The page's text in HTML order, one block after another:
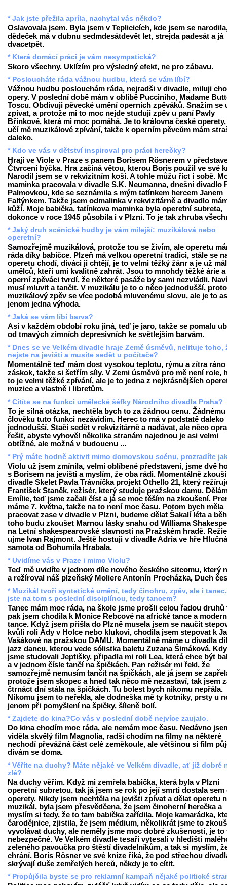
* Jak jste přežila apríla, nachytal vás někdo?
Oslavovala jsem. Byla jsem v Teplicicích, kde jsem se
dědeček má v dubnu sedmdesátdevět let, strejda padesát a já
dvacetpět.
* Která domácí práci je vám nesympatická?
Skoro všechny. Uklízím pro výsledný efekt, ne pro zábavu.
* Posloucháte ráda vážnou hudbu, která se vám líbí?
Vážnou hudbu poslouchám ráda, nejradši v divadle, miluji
opery. V poslední době mám v oblibě Pucciniho, Madame
Toscu. Obdivuji pěvecké umění operních zpěváků. Snažím se
zpívat, a protože mi to moc nejde studuji zpěv u paní Pavly
Břinkové, která mi moc pomáhá. Je to královna české operety,
učí mě muzikálové zpívání, takže k operním pěvcům mám
daleko.
* Kdo ve vás v dětství inspiroval pro práci herečky?
Hraji ve Viole v Praze s panem Borisem Rösnerem v
Čtvrcení býčka. Hra začíná větou, kterou Boris použil ve své
Narodil jsem se v rekvizitním koši. A tohle můžu říct i sobě.
maminka pracovala v divadle S.K. Neumanna, dnešní divadlo
Palmovkou, kde se seznámila s mým tatínkem hercem Janem
Faltýnkem. Takže jsem odmalinka v rekvizitárně a divadlo
kůží. Moje babička, tatínkova maminka byla operetní subreta,
dokonce v roce 1945 působila i v Plzni. To je tak zhruba
* Jaký druh scénické hudby je vám milejší: muzikálová nebo
operetní?
Samozřejmě muzikálová, protože tou se živím, ale operetu
ráda díky babičce. Plzeň má velkou operetní tradici, stále se
operetu chodí, diváci ji chtějí, je to velmi těžký žánr a je už
umělců, kteří umí kvalitně zahrát. Jsou to mnohdy těžké árie a
operní zpěváci tvrdí, že některé pasáže by sami nezvládli.
musí mluvit a tančit. V muzikálu je to o něco jednodušší,
muzikálový zpěv se více podobá mluvenému slovu, ale je to
jenom jedna výhoda.
* Jaká se vám líbí barva?
Asi v každém období roku jiná, teď je jaro, takže se pomalu
od tmavých zimních depresivních ke světlejším barvám.
* Dnes se ve Velkém divadle hraje Země úsměvů, nelituje toho,
nejste na jevišti a musíte sedět u počítače?
Momentálně teď mám dost vysokou teplotu, rýmu a zítra ráno
záskok, takže si šetřím síly. V Zemi úsměvů pro mě není role,
to je velmi těžké zpívání, ale je to jedna z nejkrásnějších
muzice a vlastně i libretům.
* Cítíte se na funkci umělecké šéfky Národního divadla Praha?
To je silná otázka, nechtěla bych to za žádnou cenu. Žádnému
člověku tuto funkci nezávidím. Herec to má v podstatě daleko
jednodušší. Stačí sedět v rekvizitárně a nadávat, ale něco
řešit, abyste vyhověl několika stranám najednou je asi velmi
obtížné, ale možná v budoucnu ...
* Prý máte hodně aktivit mimo domovskou scénu, prozradíte
Violu už jsem zmínila, velmi oblíbené představení, jsme dvě
s Borisem na jevišti a myslím, že oba rádi. Momentálně
divadle Skelet Pavla Trávníčka projekt Othello 21, který
František Staněk, režisér, který studuje pražskou damu.
Emílie, teď jsme začali číst a já se moc těším na zkoušení.
máme 7. května, takže na to není moc času. Potom bych měla
pracovat zase v divadle v Plzni, budeme dělat Šakalí léta a
toho budu zkoušet Marnou lásky snahu od Williama
na Letní shakespearovské slavnosti na Pražském hradě.
ujme Ivan Rajmont. Ještě hostuji v divadle Adria ve hře Hlučná
samota od Bohumila Hrabala.
* Uvidíme vás v Praze i mimo Violu?
Teď mě uvidíte v jednom díle nového českého sitcomu, který
a režíroval náš plzeňský Moliere Antonín Procházka, Duch
* Muzikál tvoří syntetické umění, tedy činohru, zpěv, ale i
jste na tom s poslední disciplínou, tedy tancem?
Tanec mám moc ráda, na škole jsme prošli celou řadou druhů
pak jsem chodila k Monice Rebcové na africké tance a
tance. Když jsem přišla do Plzně musela jsem se naučit
kvůli roli Ády v Holce nebo klukovi, chodila jsem stepovat k
Vašákové na pražskou DAMU. Momentálně máme u divadla
jazz dancu, kterou vede sólistka baletu Zuzana Šimáková.
jsme studovali Jeptišky, připadla mi roli Lea, která chce být
a v jednom čísle tančí na špičkách. Pan režisér mi řekl, že
samozřejmě nemusím tančit na špičkách, ale já jsem se
protože jsem skopec a hned tak něco mě nezastaví, tak jsem
čtrnáct dní stála na špičkách. Tu bolest bych nikomu nepřála.
Nikomu jsem to neřekla, ale dodneška mě ty kotníky, prsty u
jenom při pomyšlení na špičky, šíleně bolí.
* Zajdete do kina?Co vás v poslední době nejvíce zaujalo.
Do kina chodím moc ráda, ale nemám moc času. Nedávno
viděla skvělý film Magnolia, radši chodím na filmy na některé
nechodí převážná část celé zeměkoule, ale většinou si film
dívám se doma.
* Věříte na duchy? Máte nějaké ve Velkém divadle, ať již dobré
zlé?
Na duchy věřím. Když mi zemřela babička, která byla v Plzni
operetní subretou, tak já jsem se rok po její smrti dostala sem
operety. Nikdy jsem nechtěla na jevišti zpívat a dělat operetu
muzikál, byla jsem přesvědčena, že jsem činoherní herečka a
myslím si tedy, že to tam babička zařídila. Moje kamarádka,
čarodějnice, zjistila, že jsem médium, několikrát jsme to
vyvolávat duchy, ale neměly jsme moc dobré zkušenosti, je to
nebezpečné. Ve Velkém divadle tesaři vytesali v hledišti
zeleného pavoučka pro štěstí divadelníkům, a tak si myslím,
chrání. Boris Rösner ve své knize říká, že pod střechou
skrývají duše zemřelých herců, někdy je to cítit.
* Propůjčila byste se pro reklamní kampaň nějaké politické